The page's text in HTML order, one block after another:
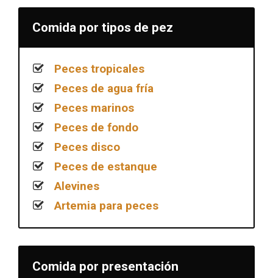
Comida por tipos de pez
Peces tropicales
Peces de agua fría
Peces marinos
Peces de fondo
Peces disco
Peces de estanque
Alevines
Artemia para peces
Comida por presentación